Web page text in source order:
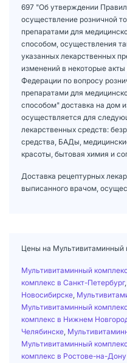
697 "Об утверждении
осуществление розничной
препаратами для
способом, осуществления
указанных лекарственных
изменений в некоторые
Федерации по вопросу
препаратами для
способом" доставка на дом
осуществляется для
лекарственных средств:
средства, БАДы,
красоты, бытовая химия и
Доставка рецептурных
выписанного врачом,
Цены на Мультивитаминный
Мультивитаминный
комплекс в Санкт-Петербург,
Новосибирске
Мультивитаминный
комплекс в Нижнем
Челябинске
Мультивитаминный
комплекс в Ростове-на-Дону